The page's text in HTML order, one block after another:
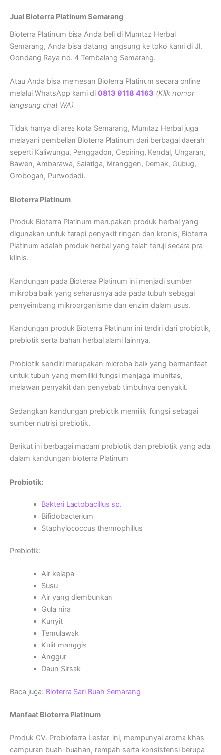
Jual Bioterra Platinum Semarang
Bioterra Platinum bisa Anda beli di Mumtaz Herbal
Semarang, Anda bisa datang langsung ke toko kami di Jl.
Gondang Raya no. 4 Tembalang Semarang.
Atau Anda bisa memesan Bioterra Platinum secara online
melalui WhatsApp kami di 0813 9118 4163 (Klik nomor
langsung chat WA).
Tidak hanya di area kota Semarang, Mumtaz Herbal juga
melayani pembelian Bioterra Platinum dari berbagai daerah
seperti Kaliwungu, Penggadon, Cepiring, Kendal, Ungaran,
Bawen, Ambarawa, Salatiga, Mranggen, Demak, Gubug,
Grobogan, Purwodadi.
Bioterra Platinum
Produk Bioterra Platinum merupakan produk herbal yang
digunakan untuk terapi penyakit ringan dan kronis, Bioterra
Platinum adalah produk herbal yang telah teruji secara pra
klinis.
Kandungan pada Bioteraa Platinum ini menjadi sumber
mikroba baik yang seharusnya ada pada tubuh sebagai
penyeimbang mikroorganisme dan enzim dalam usus.
Kandungan produk Bioterra Platinum ini terdiri dari probiotik,
prebiotik serta bahan herbal alami lainnya.
Probiotik sendiri merupakan microba baik yang bermanfaat
untuk tubuh yang memiliki fungsi menjaga imunitas,
melawan penyakit dan penyebab timbulnya penyakit.
Sedangkan kandungan prebiotik memiliki fungsi sebagai
sumber nutrisi prebiotik.
Berikut ini berbagai macam probiotik dan prebiotik yang ada
dalam kandungan bioterra Platinum
Probiotik:
Bakteri Lactobacillus sp.
Bifidobacterium
Staphylococcus thermophillus
Prebiotik:
Air kelapa
Susu
Air yang diembunkan
Gula nira
Kunyit
Temulawak
Kulit manggis
Anggur
Daun Sirsak
Baca juga: Bioterra Sari Buah Semarang
Manfaat Bioterra Platinum
Produk CV. Probioterra Lestari ini, mempunyai aroma khas
campuran buah-buahan, rempah serta konsistensi berupa